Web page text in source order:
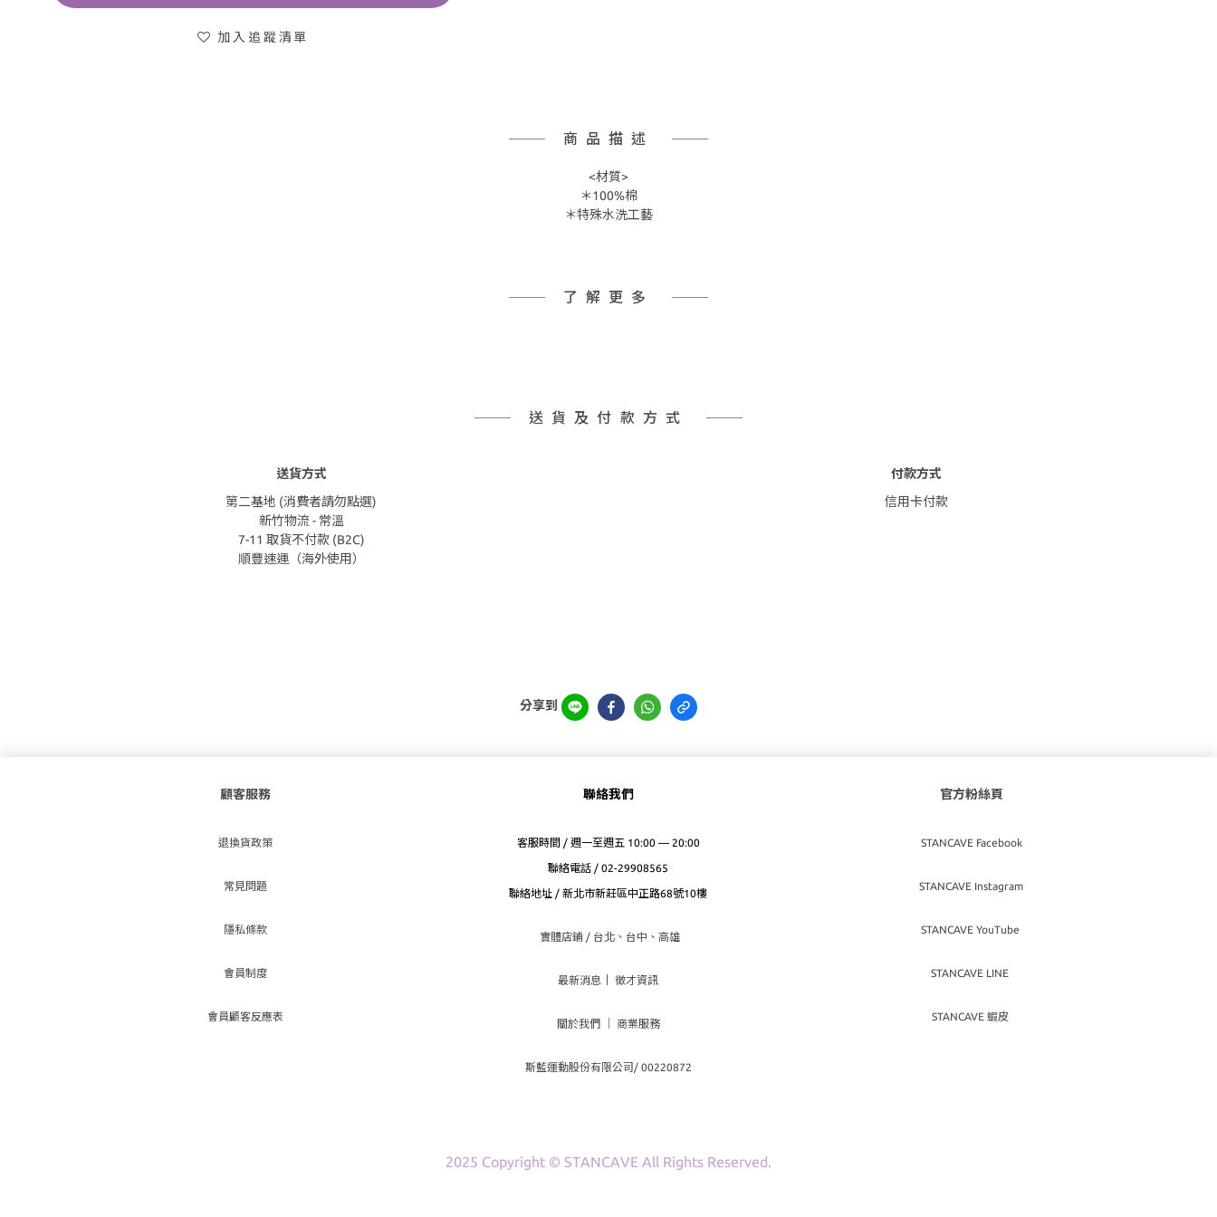
加入追蹤清單
商品描述
<材質>
＊100%棉
＊特殊水洗工藝
了解更多
送貨及付款方式
送貨方式
第二基地 (消費者請勿點選)
新竹物流 - 常溫
7-11 取貨不付款 (B2C)
順豐速運（海外使用）
付款方式
信用卡付款
分享到
顧客服務
退換貨政策
常見問題
隱私條款
會員制度
會員顧客反應表
聯絡我們
客服時間 / 週一至週五 10:00 — 20:00
聯絡電話 / 02-29908565
聯絡地址 / 新北市新莊區中正路68號10樓
實體店鋪 / 台北、台中、高雄
最新消息 徵才資訊
關於我們 商業服務
斯藍運動股份有限公司/ 00220872
官方粉絲頁
STANCAVE Facebook
STANCAVE Instagram
STANCAVE YouTube
STANCAVE LINE
STANCAVE 蝦皮
2025 Copyright © STANCAVE All Rights Reserved.